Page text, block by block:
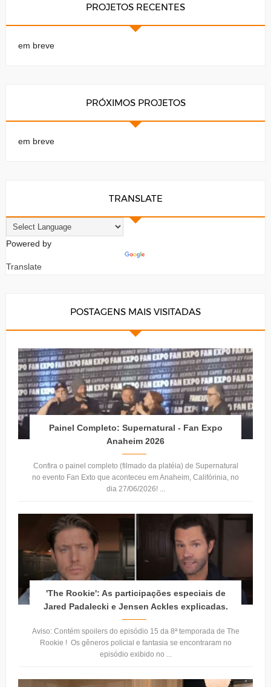
PROJETOS RECENTES
em breve
PRÓXIMOS PROJETOS
em breve
TRANSLATE
Powered by
Translate
POSTAGENS MAIS VISITADAS
Painel Completo: Supernatural - Fan Expo
Anaheim 2026
Confira o painel completo (filmado da platéia) de Supernatural
no evento Fan Exto que aconteceu em Anaheim, Califórinia, no
dia 27/06/2026! ...
'The Rookie': As participações especiais de
Jared Padalecki e Jensen Ackles explicadas.
Aviso: Contém spoilers do episódio 15 da 8ª temporada de The
Rookie ! Os gêneros policial e fantasia se encontraram no
episódio exibido no ...